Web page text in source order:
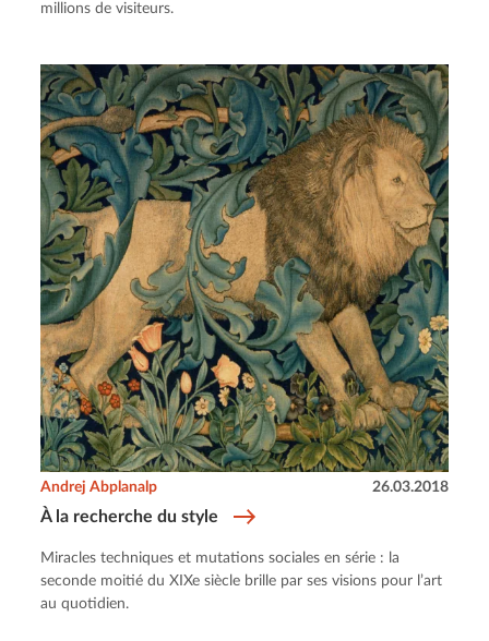
millions de visiteurs.
À la recherche du style
Andrej Abplanalp 26.03.2018
Miracles techniques et mutations sociales en série : la
seconde moitié du XIXe siècle brille par ses visions pour l’art
au quotidien.